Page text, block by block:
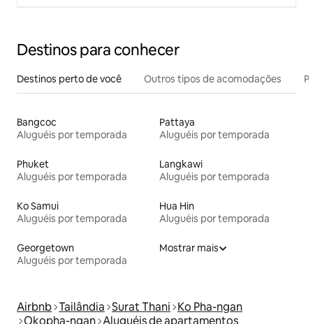
Destinos para conhecer
Destinos perto de você Outros tipos de acomodações
Bangcoc
Aluguéis por temporada
Pattaya
Aluguéis por temporada
Phuket
Aluguéis por temporada
Langkawi
Aluguéis por temporada
Ko Samui
Aluguéis por temporada
Hua Hin
Aluguéis por temporada
Georgetown
Aluguéis por temporada
Mostrar mais
Airbnb Tailândia Surat Thani Ko Pha-ngan
Okopha-ngan Aluguéis de apartamentos